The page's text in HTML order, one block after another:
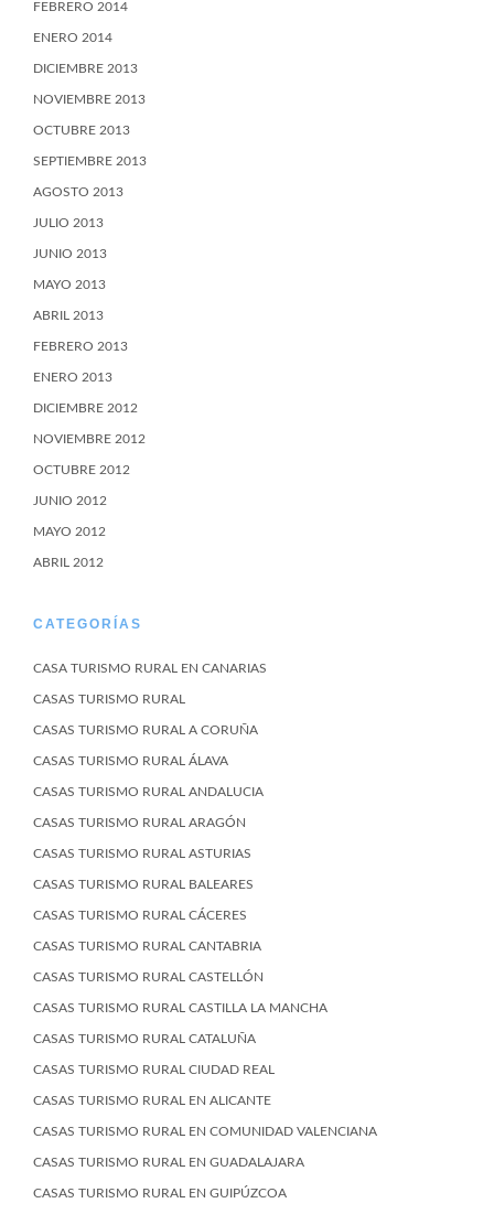
FEBRERO 2014
ENERO 2014
DICIEMBRE 2013
NOVIEMBRE 2013
OCTUBRE 2013
SEPTIEMBRE 2013
AGOSTO 2013
JULIO 2013
JUNIO 2013
MAYO 2013
ABRIL 2013
FEBRERO 2013
ENERO 2013
DICIEMBRE 2012
NOVIEMBRE 2012
OCTUBRE 2012
JUNIO 2012
MAYO 2012
ABRIL 2012
CATEGORÍAS
CASA TURISMO RURAL EN CANARIAS
CASAS TURISMO RURAL
CASAS TURISMO RURAL A CORUÑA
CASAS TURISMO RURAL ÁLAVA
CASAS TURISMO RURAL ANDALUCIA
CASAS TURISMO RURAL ARAGÓN
CASAS TURISMO RURAL ASTURIAS
CASAS TURISMO RURAL BALEARES
CASAS TURISMO RURAL CÁCERES
CASAS TURISMO RURAL CANTABRIA
CASAS TURISMO RURAL CASTELLÓN
CASAS TURISMO RURAL CASTILLA LA MANCHA
CASAS TURISMO RURAL CATALUÑA
CASAS TURISMO RURAL CIUDAD REAL
CASAS TURISMO RURAL EN ALICANTE
CASAS TURISMO RURAL EN COMUNIDAD VALENCIANA
CASAS TURISMO RURAL EN GUADALAJARA
CASAS TURISMO RURAL EN GUIPÚZCOA